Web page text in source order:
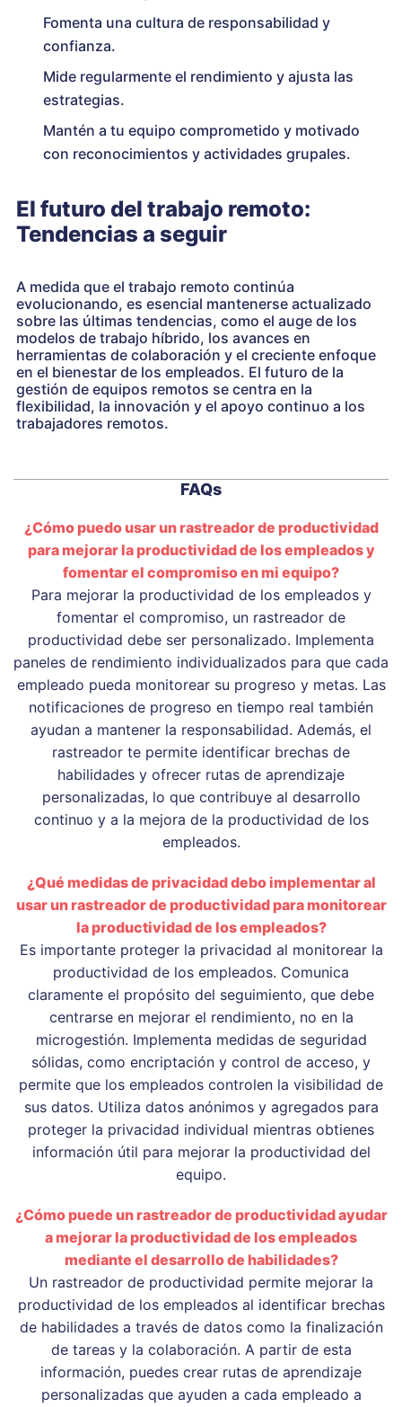
Fomenta una cultura de responsabilidad y
confianza.
Mide regularmente el rendimiento y ajusta las
estrategias.
Mantén a tu equipo comprometido y motivado
con reconocimientos y actividades grupales.
El futuro del trabajo remoto:
Tendencias a seguir
A medida que el trabajo remoto continúa
evolucionando, es esencial mantenerse actualizado
sobre las últimas tendencias, como el auge de los
modelos de trabajo híbrido, los avances en
herramientas de colaboración y el creciente enfoque
en el bienestar de los empleados. El futuro de la
gestión de equipos remotos se centra en la
flexibilidad, la innovación y el apoyo continuo a los
trabajadores remotos.
FAQs
¿Cómo puedo usar un rastreador de productividad
para mejorar la productividad de los empleados y
fomentar el compromiso en mi equipo?
Para mejorar la productividad de los empleados y
fomentar el compromiso, un rastreador de
productividad debe ser personalizado. Implementa
paneles de rendimiento individualizados para que cada
empleado pueda monitorear su progreso y metas. Las
notificaciones de progreso en tiempo real también
ayudan a mantener la responsabilidad. Además, el
rastreador te permite identificar brechas de
habilidades y ofrecer rutas de aprendizaje
personalizadas, lo que contribuye al desarrollo
continuo y a la mejora de la productividad de los
empleados.
¿Qué medidas de privacidad debo implementar al
usar un rastreador de productividad para monitorear
la productividad de los empleados?
Es importante proteger la privacidad al monitorear la
productividad de los empleados. Comunica
claramente el propósito del seguimiento, que debe
centrarse en mejorar el rendimiento, no en la
microgestión. Implementa medidas de seguridad
sólidas, como encriptación y control de acceso, y
permite que los empleados controlen la visibilidad de
sus datos. Utiliza datos anónimos y agregados para
proteger la privacidad individual mientras obtienes
información útil para mejorar la productividad del
equipo.
¿Cómo puede un rastreador de productividad ayudar
a mejorar la productividad de los empleados
mediante el desarrollo de habilidades?
Un rastreador de productividad permite mejorar la
productividad de los empleados al identificar brechas
de habilidades a través de datos como la finalización
de tareas y la colaboración. A partir de esta
información, puedes crear rutas de aprendizaje
personalizadas que ayuden a cada empleado a